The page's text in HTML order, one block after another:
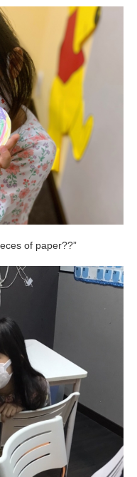
of paper??”